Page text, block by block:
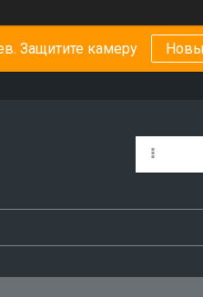
Защитите камеру